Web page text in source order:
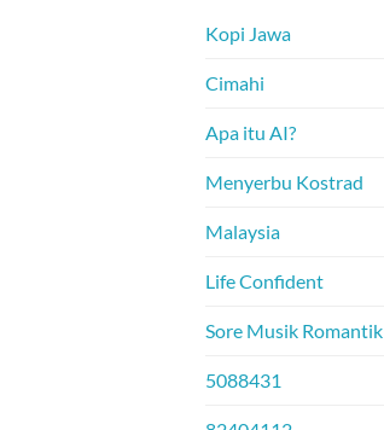
Kopi Jawa
Cimahi
Apa itu AI?
Menyerbu Kostrad
Malaysia
Life Confident
Sore Musik Romantik
5088431